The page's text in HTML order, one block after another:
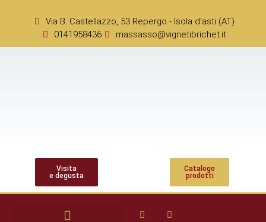
Via B. Castellazzo, 53 Repergo - Isola d'asti (AT)
0141958436
massasso@vignetibrichet.it
Visita
e degusta
Catalogo
prodotti